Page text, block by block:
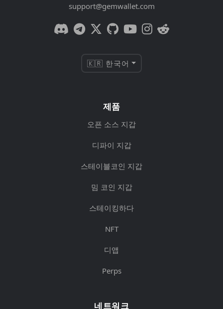
support@gemwallet.com
🇰🇷 한국어
제품
오픈 소스 지갑
디파이 지갑
스테이블코인 지갑
밈 코인 지갑
스테이킹하다
NFT
디앱
Perps
네트워크